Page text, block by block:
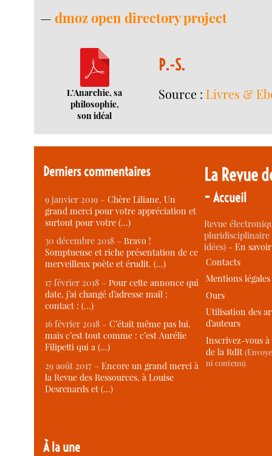
—dmoz open directory project
L’Anarchie, sa
philosophie,
son idéal
P.-S.
Source : Livres &
Derniers commentaires
9 janvier 2019 –Chère Liliane, Un
grand merci pour votre appréciation et
surtout pour votre (…)
30 décembre 2018 –Bravo !
Somptueuse et riche présentation de ce
merveilleux poète et érudit. (…)
17 février 2018 –Pour cette annonce qui
date, j’ai changé d’adresse mail :
contact : (…)
16 février 2018 –C’était même pas lui,
mais c’est tout comme : c’est Aurélie
Filipetti qui a (…)
29 août 2017 –Encore un grand merci à
la Revue des Ressources, à Louise
Desrenards et (…)
À la une
La Revue
-Accueil
Revue
idées) -En
Contacts
Mentions légales
Ours
Utilisation des
d’auteurs
Inscrivez-vous
de la RdR
ni contenu)